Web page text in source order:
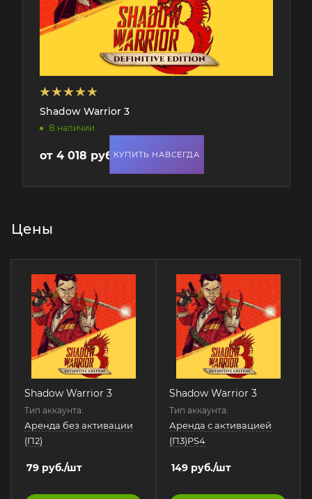
Shadow Warrior 3
В наличии
от 4 018 руб.КУПИТЬ НАВСЕГДА
Цены
Shadow Warrior 3
Тип аккаунта:
Аренда без активации
(П2)
79 руб./шт
Shadow Warrior 3
Тип аккаунта:
Аренда с активацией
(П3)PS4
149 руб./шт